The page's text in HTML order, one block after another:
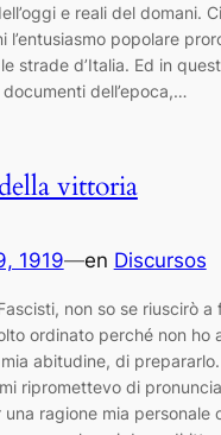
e reali del domani.
l’entusiasmo popolare
strade d’Italia. Ed in
dell’epoca,…
vittoria
1919—en Discursos
non so se riuscirò a
ordinato perché non ho
abitudine, di
ripromettevo di
una ragione mia personale